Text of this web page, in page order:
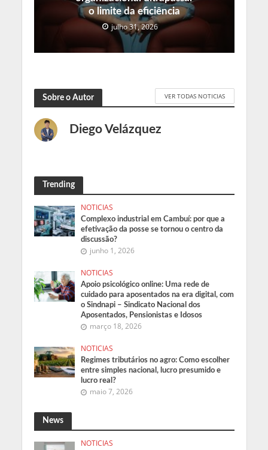
o limite da eficiência
julho 31, 2026
Sobre o Autor VER TODAS NOTICIAS
Diego Velázquez
Trending
NOTICIAS
Complexo industrial em Cambuí: por que a
efetivação da posse se tornou o centro da
discussão?
junho 1, 2026
NOTICIAS
Apoio psicológico online: Uma rede de
cuidado para aposentados na era digital, com
o Sindnapi – Sindicato Nacional dos
Aposentados, Pensionistas e Idosos
março 18, 2026
NOTICIAS
Regimes tributários no agro: Como escolher
entre simples nacional, lucro presumido e
lucro real?
maio 7, 2026
News
NOTICIAS